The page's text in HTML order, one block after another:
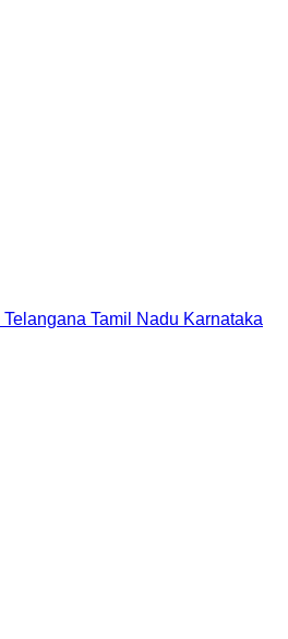
Telangana Tamil Nadu Karnataka